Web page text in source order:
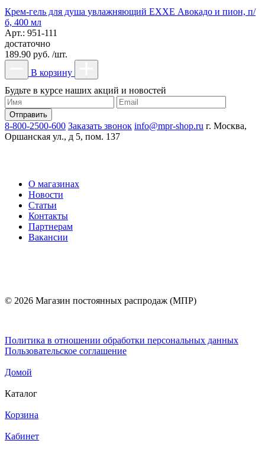
Крем-гель для душа увлажняющий EXXE Авокадо и пион, п/
б, 400 мл
Арт.: 951-111
достаточно
189.90 руб. /шт.
В корзину
Будьте в курсе наших акций и новостей
8-800-2500-600 Заказать звонок info@mpr-shop.ru г. Москва,
Оршанская ул., д 5, пом. 137
О магазинах
Новости
Статьи
Контакты
Партнерам
Вакансии
© 2026 Магазин постоянных распродаж (МПР)
Политика в отношении обработки персональных данных
Пользовательское соглашение
Домой
Каталог
Корзина
Кабинет